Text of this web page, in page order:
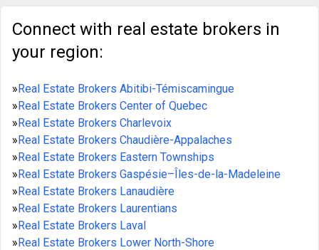
Connect with real estate brokers in
your region:
»Real Estate Brokers Abitibi-Témiscamingue
»Real Estate Brokers Center of Quebec
»Real Estate Brokers Charlevoix
»Real Estate Brokers Chaudière-Appalaches
»Real Estate Brokers Eastern Townships
»Real Estate Brokers Gaspésie–Îles-de-la-Madeleine
»Real Estate Brokers Lanaudière
»Real Estate Brokers Laurentians
»Real Estate Brokers Laval
»Real Estate Brokers Lower North-Shore